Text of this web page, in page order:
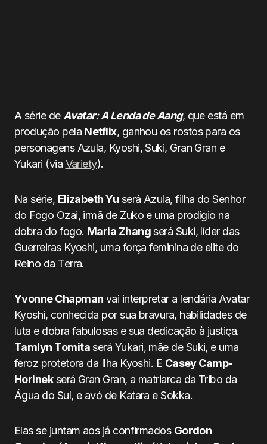
A série de Avatar: A Lenda de Aang, que está em
produção pela Netflix, ganhou os rostos para os
personagens Azula, Kyoshi, Suki, Gran Gran e
Yukari (via Variety).
Na série, Elizabeth Yu será Azula, filha do Senhor
do Fogo Ozai, irmã de Zuko e uma prodígio na
dobra do fogo. Maria Zhangserá Suki, líder das
Guerreiras Kyoshi, uma força feminina de elite do
Reino da Terra.
Yvonne Chapman vai interpretar a lendária Avatar
Kyoshi, conhecida por sua bravura, habilidades de
luta e dobra fabulosas e sua dedicação à justiça.
Tamlyn Tomitaserá Yukari, mãe de Suki, e uma
feroz protetora da Ilha Kyoshi. E Casey Camp-
Horinekserá Gran Gran, a matriarca da Tribo da
Água do Sul, e avó de Katara e Sokka.
Elas se juntam aos já confirmados Gordon